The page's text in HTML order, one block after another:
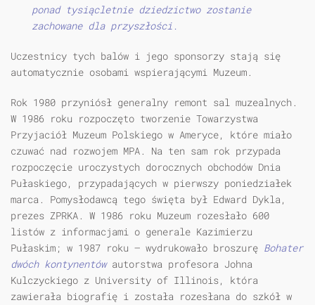
ponad tysiącletnie dziedzictwo zostanie
zachowane dla przyszłości.
Uczestnicy tych balów i jego sponsorzy stają się
automatycznie osobami wspierającymi Muzeum.
Rok 1980 przyniósł generalny remont sal muzealnych.
W 1986 roku rozpoczęto tworzenie Towarzystwa
Przyjaciół Muzeum Polskiego w Ameryce, które miało
czuwać nad rozwojem MPA. Na ten sam rok przypada
rozpoczęcie uroczystych dorocznych obchodów Dnia
Pułaskiego, przypadających w pierwszy poniedziałek
marca. Pomysłodawcą tego święta był Edward Dykla,
prezes ZPRKA. W 1986 roku Muzeum rozesłało 600
listów z informacjami o generale Kazimierzu
Pułaskim; w 1987 roku — wydrukowało broszurę Bohater
dwóch kontynentówautorstwa profesora Johna
Kulczyckiego z University of Illinois, która
zawierała biografię i została rozesłana do szkół w